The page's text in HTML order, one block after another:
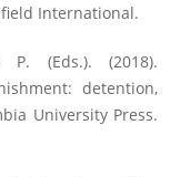
International.
(Eds.). (2018).
detention,
University Press.